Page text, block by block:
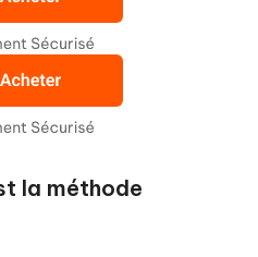
la méthode